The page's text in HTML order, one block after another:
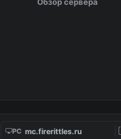
PC mc.firerittles.ru